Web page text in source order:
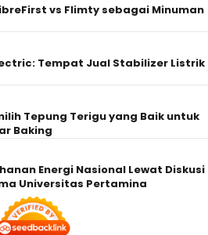
vs Flimty sebagai Minuman
Tempat Jual Stabilizer Listrik
Tepung Terigu yang Baik untuk
Baking
Energi Nasional Lewat Diskusi
Universitas Pertamina